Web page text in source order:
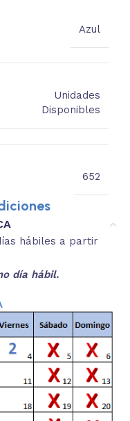
Azul
Unidades
Disponibles
652
hábiles a partir
día hábil.